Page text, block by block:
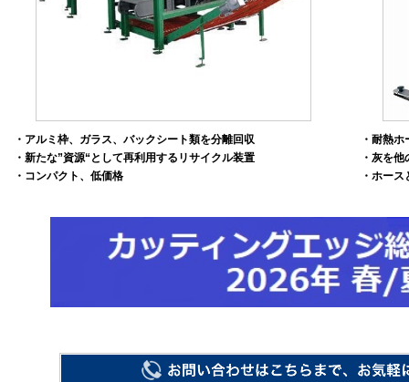
・アルミ枠、ガラス、バックシート類を分離回収
・新たな”資源“として再利用するリサイクル装置
・コンパクト、低価格
・耐熱
・灰を
・ホー